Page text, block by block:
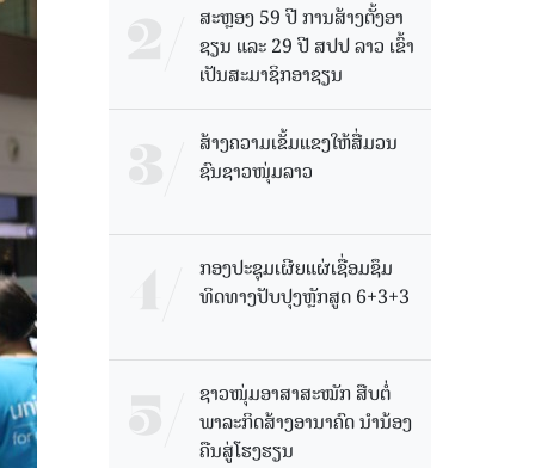
ສະຫຼອງ 59 ປີ ການສ້າງຕັ້ງອາ
ຊຽນ ແລະ 29 ປີ ສປປ ລາວ ເຂົ້າ
ເປັນສະມາຊິກອາຊຽນ
ສ້າງຄວາມເຂັ້ມແຂງໃຫ້ສື່ມວນ
ຊົນຊາວໜຸ່ມລາວ
ກອງປະຊຸມເຜີຍແຜ່ເຊື່ອມຊຶມ
ທິດທາງປັບປຸງຫຼັກສູດ 6+3+3
ຊາວໜຸ່ມອາສາສະໝັກ ສືບຕໍ່
ພາລະກິດສ້າງອານາຄົດ ນໍານ້ອງ
ຄືນສູ່ໂຮງຮຽນ